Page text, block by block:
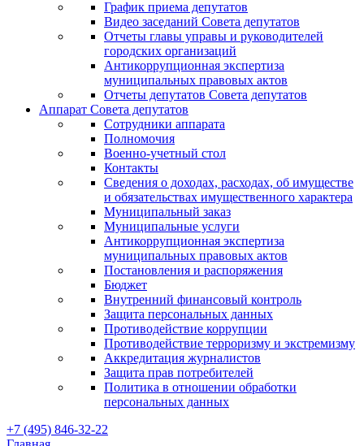
График приема депутатов
Видео заседаний Совета депутатов
Отчеты главы управы и руководителей
городских организаций
Антикоррупционная экспертиза
муниципальных правовых актов
Отчеты депутатов Совета депутатов
Аппарат Совета депутатов
Сотрудники аппарата
Полномочия
Военно-учетный стол
Контакты
Сведения о доходах, расходах, об имуществе
и обязательствах имущественного характера
Муниципальный заказ
Муниципальные услуги
Антикоррупционная экспертиза
муниципальных правовых актов
Постановления и распоряжения
Бюджет
Внутренний финансовый контроль
Защита персональных данных
Противодействие коррупции
Противодействие терроризму и экстремизму
Аккредитация журналистов
Защита прав потребителей
Политика в отношении обработки
персональных данных
+7 (495) 846-32-22